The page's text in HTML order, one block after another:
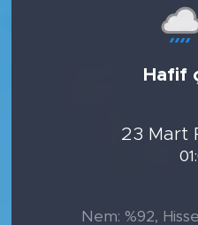
Hafif
23 Mart
Nem: %92,